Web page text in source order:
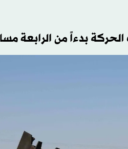
بدءاً من الرابعة